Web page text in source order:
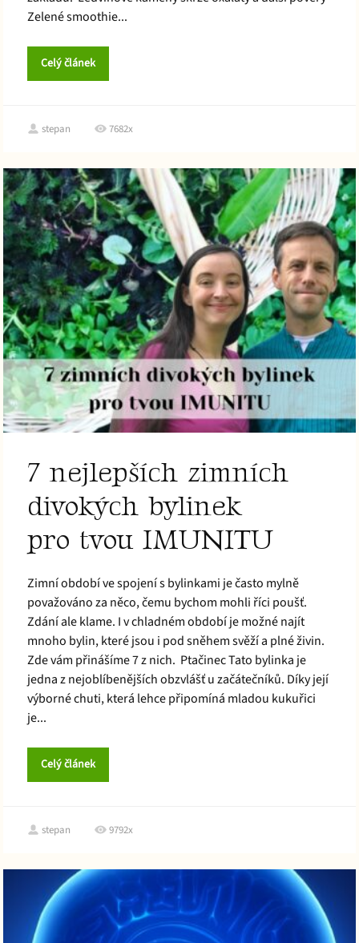
Zelené smoothie...
Celý článek
stepan 7682x
7 nejlepších zimních
divokých bylinek
pro tvou IMUNITU
Zimní období ve spojení s bylinkami je často mylně
považováno za něco, čemu bychom mohli říci poušť.
Zdání ale klame. I v chladném období je možné najít
mnoho bylin, které jsou i pod sněhem svěží a plné živin.
Zde vám přinášíme 7 z nich. Ptačinec Tato bylinka je
jedna z nejoblíbenějších obzvlášť u začátečníků. Díky její
výborné chuti, která lehce připomíná mladou kukuřici
je...
Celý článek
stepan 9792x